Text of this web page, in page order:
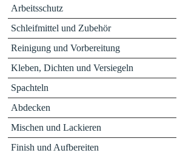
Arbeitsschutz
Schleifmittel und Zubehör
Reinigung und Vorbereitung
Kleben, Dichten und Versiegeln
Spachteln
Abdecken
Mischen und Lackieren
Finish und Aufbereiten